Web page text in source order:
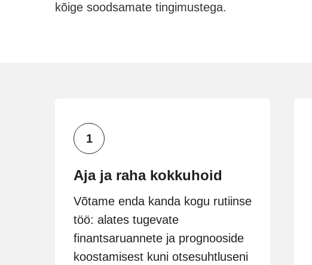
kõige soodsamate tingimustega.
Aja ja raha kokkuhoid
Võtame enda kanda kogu rutiinse
töö: alates tugevate
finantsaruannete ja prognooside
koostamisest kuni otsesuhtluseni